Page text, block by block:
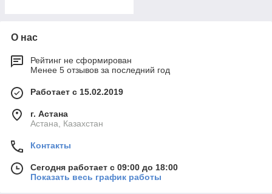
О нас
Рейтинг не сформирован
Менее 5 отзывов за последний год
Работает с 15.02.2019
г. Астана
Астана, Казахстан
Контакты
Сегодня работает с 09:00 до 18:00
Показать весь график работы